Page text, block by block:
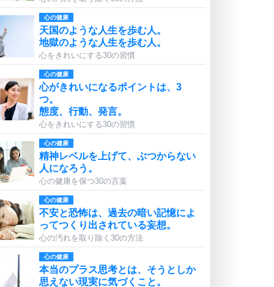
心の健康
天国のような人生を歩む人。
地獄のような人生を歩む人。
心をきれいにする30の習慣
心の健康
心がきれいになるポイントは、3
つ。
態度、行動、発言。
心をきれいにする30の習慣
心の健康
精神レベルを上げて、ぶつからない
人になろう。
心の健康を保つ30の言葉
心の健康
不安と恐怖は、過去の暗い記憶によ
ってつくり出されている妄想。
心の汚れを取り除く30の方法
心の健康
本当のプラス思考とは、そうとしか
思えない現実に気づくこと。